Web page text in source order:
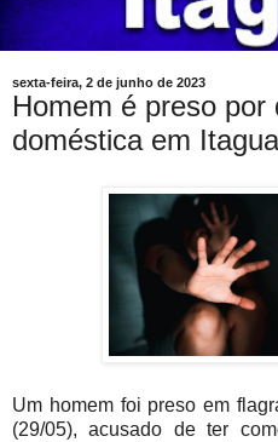
sexta-feira, 2 de junho de 2023
Homem é preso por
doméstica em
Um homem foi preso em
(29/05), acusado de ter